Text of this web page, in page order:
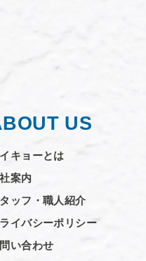
US
キョーとは
案内
ッフ・職人紹介
イバシーポリシー
い合わせ